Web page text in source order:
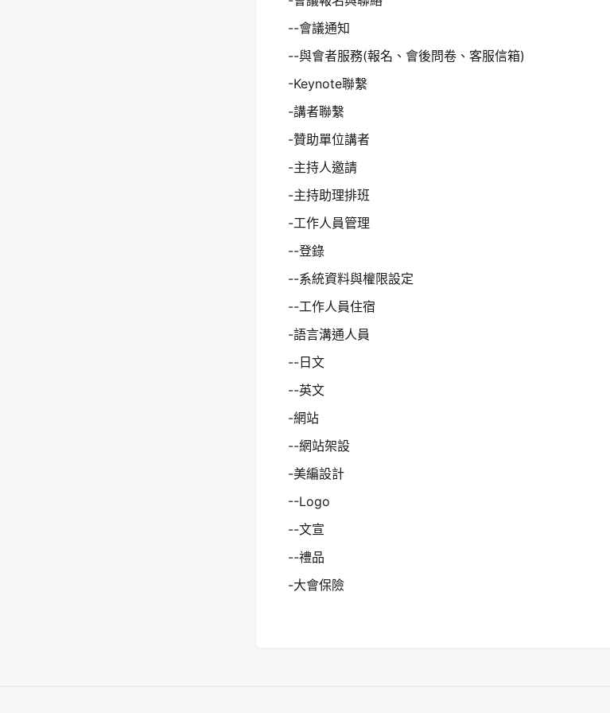
--會議通知
--與會者服務(報名、會後問卷、客服信箱)
-Keynote聯繫
-講者聯繫
-贊助單位講者
-主持人邀請
-主持助理排班
-工作人員管理
--登錄
--系統資料與權限設定
--工作人員住宿
-語言溝通人員
--日文
--英文
-網站
--網站架設
-美編設計
--Logo
--文宣
--禮品
-大會保險